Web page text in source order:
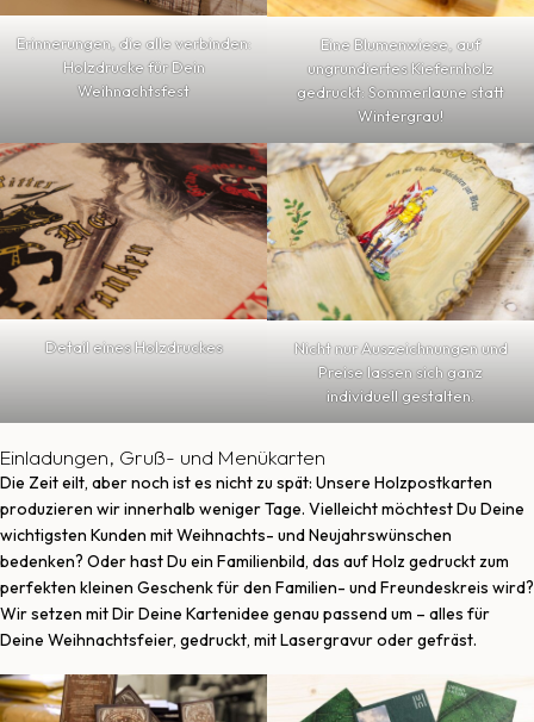
Erinnerungen, die alle verbinden:
Holzdrucke für Dein
Weihnachtsfest
Eine Blumenwiese, auf
ungrundiertes Kiefernholz
gedruckt: Sommerlaune statt
Wintergrau!
Detail eines Holzdruckes
Nicht nur Auszeichnungen und
Preise lassen sich ganz
individuell gestalten.
Einladungen, Gruß- und Menükarten
Die Zeit eilt, aber noch ist es nicht zu spät: Unsere Holzpostkarten
produzieren wir innerhalb weniger Tage. Vielleicht möchtest Du Deine
wichtigsten Kunden mit Weihnachts- und Neujahrswünschen
bedenken? Oder hast Du ein Familienbild, das auf Holz gedruckt zum
perfekten kleinen Geschenk für den Familien- und Freundeskreis wird?
Wir setzen mit Dir Deine Kartenidee genau passend um – alles für
Deine Weihnachtsfeier, gedruckt, mit Lasergravur oder gefräst.